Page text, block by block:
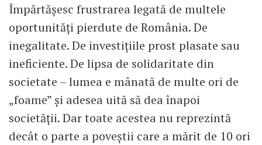
Împărtășesc frustrarea legată de multele
oportunități pierdute de România. De
inegalitate. De investițiile prost plasate sau
ineficiente. De lipsa de solidaritate din
societate – lumea e mânată de multe ori de
„foame” și adesea uită să dea înapoi
societății. Dar toate acestea nu reprezintă
decât o parte a poveștii care a mărit de 10 ori